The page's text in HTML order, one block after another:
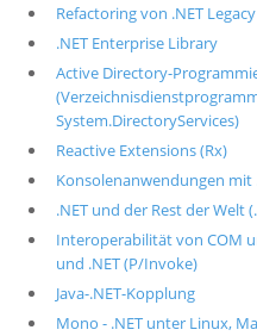
Refactoring von .NET
.NET Enterprise Library
Active Directory-
System.DirectoryServices)
Reactive Extensions (Rx)
Konsolenanwendungen mit
.NET und der Rest der Welt
Interoperabilität von COM
und .NET (P/Invoke)
Java-.NET-Kopplung
Mono - .NET unter Linux,